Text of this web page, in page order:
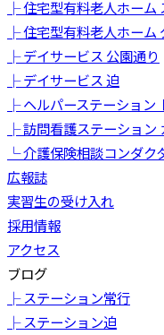
├ 住宅型有料老人ホーム
├ 住宅型有料老人ホーム
├ デイサービス 公園通り
├ デイサービス 迫
├ ヘルパーステーション
├ 訪問看護ステーション
└ 介護保険相談コンダク
広報誌
実習生の受け入れ
採用情報
アクセス
ブログ
├ ステーション常行
├ ステーション迫